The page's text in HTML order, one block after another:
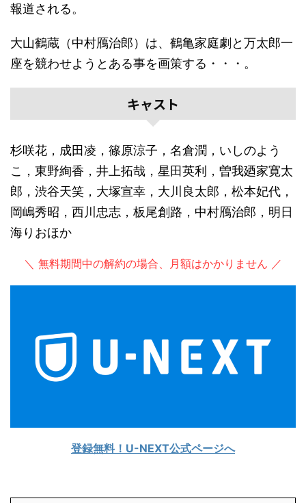
報道される。
大山鶴蔵（中村鴈治郎）は、鶴亀家庭劇と万太郎一
座を競わせようとある事を画策する・・・。
キャスト
杉咲花，成田凌，篠原涼子，名倉潤，いしのよう
こ，東野絢香，井上拓哉，星田英利，曽我廼家寛太
郎，渋谷天笑，大塚宣幸，大川良太郎，松本妃代，
岡嶋秀昭，西川忠志，板尾創路，中村鴈治郎，明日
海りおほか
＼ 無料期間中の解約の場合、月額はかかりません ／
登録無料！U-NEXT公式ページへ